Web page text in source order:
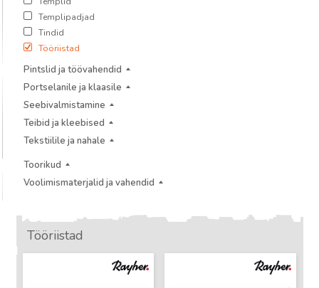
Templipadjad
Tindid
Tööriistad
Pintslid ja töövahendid
Portselanile ja klaasile
Seebivalmistamine
Teibid ja kleebised
Tekstiilile ja nahale
Toorikud
Voolimismaterjalid ja vahendid
Tööriistad